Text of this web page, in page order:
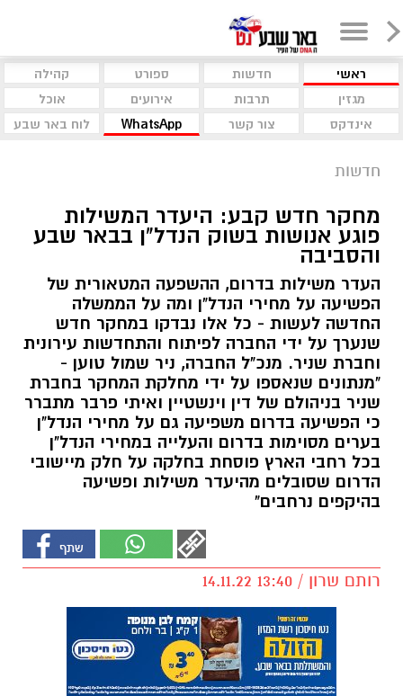
ראשי חדשות ספורט
קהילה
מגזין
תרבות אירועים
אוכל
אינדקס
צור קשר WhatsApp לוח באר שבע
חדשות
מחקר חדש קבע: היעדר המשילות
פוגע אנושות בשוק הנדל"ן בבאר שבע
והסביבה
העדר משילות בדרום, ההשפעה המטאורית של
הפשיעה על מחירי הנדל"ן ומה על הממשלה
החדשה לעשות - כל אלו נבדקו במחקר חדש
שנערך על ידי החברה לפיתוח והתחדשות עירונית
וחברת שניר. מנכ"ל החברה, ניר שמול טוען -
"מנתונים שנאספו על ידי מחלקת המחקר בחברת
שניר בניהולם של דין וינשטיין ואיתי פרבר מתברר
כי הפשיעה בדרום משפיעה גם על מחירי הנדל"ן
בערים מסוימות בדרום והעלייה במחירי הנדל"ן
בכל רחבי הארץ פוסחת בחלקה על חלק מיישובי
הדרום שסובלים מהיעדר משילות ופשיעה
בהיקפים נרחבים"
רותם שרון / 13:40 14.11.22